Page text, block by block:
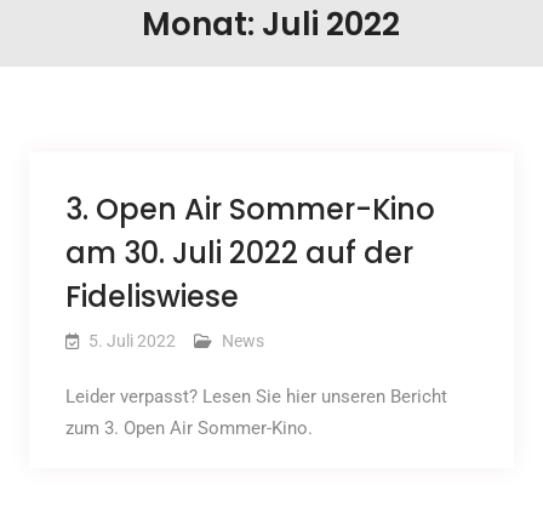
Monat: Juli 2022
3. Open Air Sommer-Kino
am 30. Juli 2022 auf der
Fideliswiese
5. Juli 2022 News
Leider verpasst? Lesen Sie hier unseren Bericht
zum 3. Open Air Sommer-Kino.